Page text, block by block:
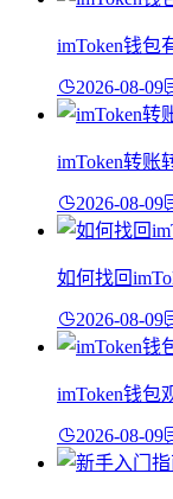
imToken钱包
2026-08-09
imToken转账
2026-08-09
如何找回
2026-08-09
imToken钱包
2026-08-09